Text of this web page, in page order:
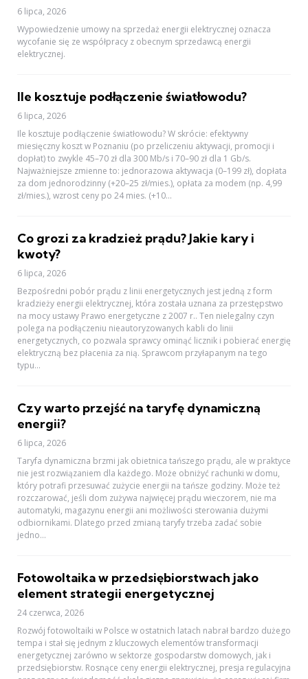
6 lipca, 2026
Wypowiedzenie umowy na sprzedaż energii elektrycznej oznacza
wycofanie się ze współpracy z obecnym sprzedawcą energii
elektrycznej.
Ile kosztuje podłączenie światłowodu?
6 lipca, 2026
Ile kosztuje podłączenie światłowodu? W skrócie: efektywny
miesięczny koszt w Poznaniu (po przeliczeniu aktywacji, promocji i
dopłat) to zwykle 45–70 zł dla 300 Mb/s i 70–90 zł dla 1 Gb/s.
Najważniejsze zmienne to: jednorazowa aktywacja (0–199 zł), dopłata
za dom jednorodzinny (+20–25 zł/mies.), opłata za modem (np. 4,99
zł/mies.), wzrost ceny po 24 mies. (+10...
Co grozi za kradzież prądu? Jakie kary i
kwoty?
6 lipca, 2026
Bezpośredni pobór prądu z linii energetycznych jest jedną z form
kradzieży energii elektrycznej, która została uznana za przestępstwo
na mocy ustawy Prawo energetyczne z 2007 r.. Ten nielegalny czyn
polega na podłączeniu nieautoryzowanych kabli do linii
energetycznych, co pozwala sprawcy ominąć licznik i pobierać energię
elektryczną bez płacenia za nią. Sprawcom przyłapanym na tego
typu...
Czy warto przejść na taryfę dynamiczną
energii?
6 lipca, 2026
Taryfa dynamiczna brzmi jak obietnica tańszego prądu, ale w praktyce
nie jest rozwiązaniem dla każdego. Może obniżyć rachunki w domu,
który potrafi przesuwać zużycie energii na tańsze godziny. Może też
rozczarować, jeśli dom zużywa najwięcej prądu wieczorem, nie ma
automatyki, magazynu energii ani możliwości sterowania dużymi
odbiornikami. Dlatego przed zmianą taryfy trzeba zadać sobie
jedno...
Fotowoltaika w przedsiębiorstwach jako
element strategii energetycznej
24 czerwca, 2026
Rozwój fotowoltaiki w Polsce w ostatnich latach nabrał bardzo dużego
tempa i stał się jednym z kluczowych elementów transformacji
energetycznej zarówno w sektorze gospodarstw domowych, jak i
przedsiębiorstw. Rosnące ceny energii elektrycznej, presja regulacyjna